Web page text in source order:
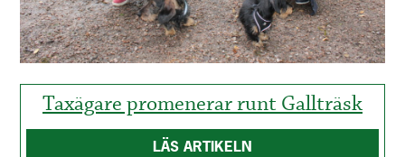
MAINOSTAJILLE
FÖR
ANNONSÖRER
Taxägare promenerar runt Gallträsk
LÄS ARTIKELN